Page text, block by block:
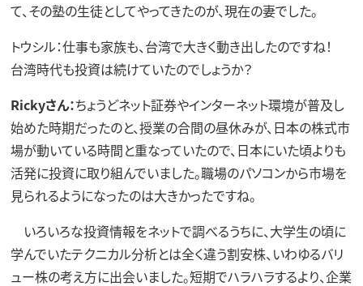
て、その塾の生徒としてやってきたのが、現在の妻でした。
トウシル：仕事も家族も、台湾で大きく動き出したのですね！
台湾時代も投資は続けていたのでしょうか？
Rickyさん：ちょうどネット証券やインターネット環境が普及し
始めた時期だったのと、授業の合間の昼休みが、日本の株式市
場が動いている時間と重なっていたので、日本にいた頃よりも
活発に投資に取り組んでいました。職場のパソコンから市場を
見られるようになったのは大きかったですね。
いろいろな投資情報をネットで調べるうちに、大学生の頃に
学んでいたテクニカル分析とは全く違う割安株、いわゆるバリ
ュー株の考え方に出会いました。短期でハラハラするより、企業